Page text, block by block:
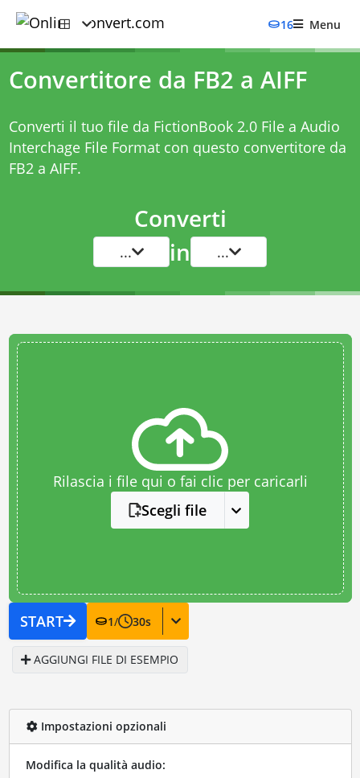
16 Menu
Convertitore da FB2 a AIFF
Converti il tuo file da FictionBook 2.0 File a Audio
Interchage File Format con questo convertitore da
FB2 a AIFF.
Converti
... in ...
Rilascia i file qui o fai clic per caricarli
Scegli file
START 1/ 30s
AGGIUNGI FILE DI ESEMPIO
Impostazioni opzionali
Modifica la qualità audio: